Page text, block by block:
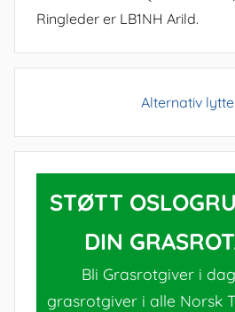
Ringleder er LB1NH Arild.
Alternativ
STØTT
DIN
Bli Grasrotgiver i
grasrotgiver i alle Norsk